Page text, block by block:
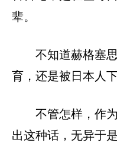
辈。
不知道赫格塞
育，还是被日本人
不管怎样，作
出这种话，无异于